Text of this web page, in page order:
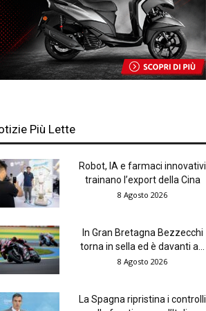
Più Lette
Robot, IA e farmaci innovativi
trainano l’export della Cina
8 Agosto 2026
In Gran Bretagna Bezzecchi
torna in sella ed è davanti a...
8 Agosto 2026
La Spagna ripristina i controlli